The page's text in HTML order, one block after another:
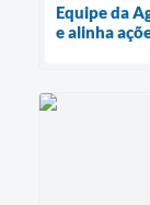
Equipe da
e alinha